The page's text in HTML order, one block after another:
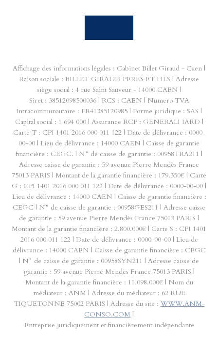
Affichage des informations légales : Cabinet Billet Giraud - Caen |
Raison sociale : BILLET GIRAUD PERES ET FILS | Adresse
siège social : 4 rue Saint Sauveur - 14000 CAEN |
Siret : 38512098500036 | RCS : CAEN | Numero TVA
Intracommunautaire : FR41385120985 | Forme juridique : SAS |
Capital social : 1 694 000 | Assurance RCP : GENERALI IARD |
Carte T : CPI 1401 2016 000 011 122 | Date de délivrance : 0000-
00-00 | Lieu de délivrance : 14000 CAEN | Caisse de garantie
financière : CEGC. | N° de caisse de garantie : 00958TRA211 |
Adresse caisse de garantie : 59 avenue Pierre Mendès France
75013 PARIS | Montant de la garantie financière : 179.350€ | Carte
G : CPI 1401 2016 000 011 122 | Date de délivrance : 0000-00-00 |
Lieu de délivrance : 14000 CAEN | Caisse de garantie financière :
CEGC | N° de caisse de garantie : 00958GES211 | Adresse caisse
de garantie : 59 avenue Pierre Mendès France 75013 PARIS |
Montant de la garantie financière : 2.800.000€ | Carte S : CPI 1401
2016 000 011 122 | Date de délivrance : 0000-00-00 | Lieu de
délivrance : 14000 CAEN | Caisse de garantie financière : CEGC
| N° de caisse de garantie : 00958SYN211 | Adresse caisse de
garantie : 59 avenue Pierre Mendès France 75013 PARIS |
Montant de la garantie financière : 11.098.000€ | Nom du
médiateur : ANM | Adresse du médiateur : 62 RUE
TIQUETONNE 75002 PARIS | Adresse du site : WWW.ANM-
CONSO.COM |
Entreprise juridiquement et financièrement indépendante